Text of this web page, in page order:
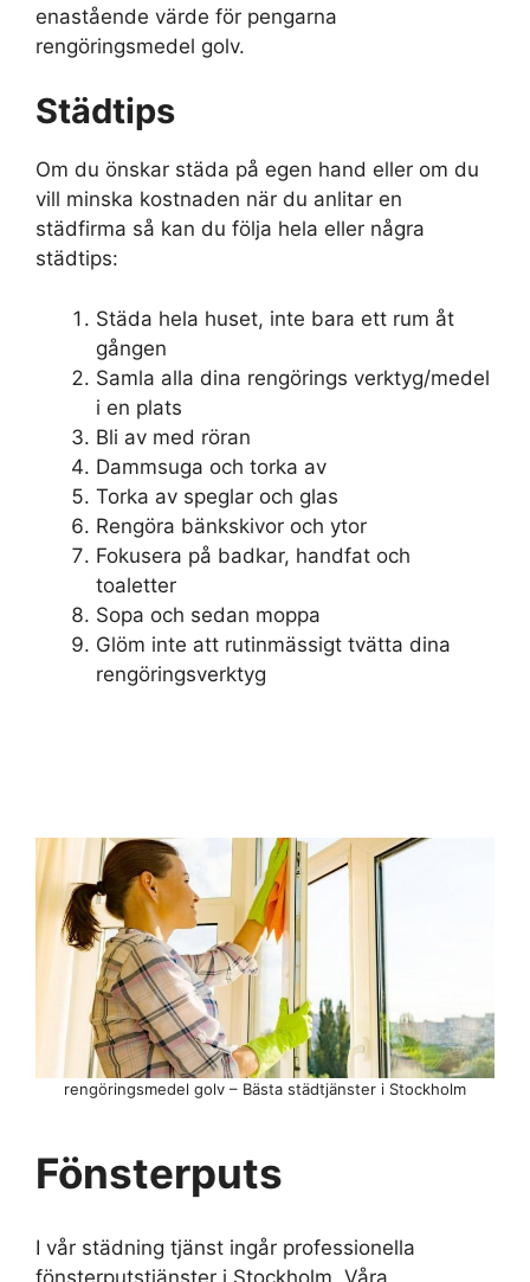
enastående värde för pengarna
rengöringsmedel golv.
Städtips
Om du önskar städa på egen hand eller om du
vill minska kostnaden när du anlitar en
städfirma så kan du följa hela eller några
städtips:
Städa hela huset, inte bara ett rum åt
gången
Samla alla dina rengörings verktyg/medel
i en plats
Bli av med röran
Dammsuga och torka av
Torka av speglar och glas
Rengöra bänkskivor och ytor
Fokusera på badkar, handfat och
toaletter
Sopa och sedan moppa
Glöm inte att rutinmässigt tvätta dina
rengöringsverktyg
rengöringsmedel golv – Bästa städtjänster i Stockholm
Fönsterputs
I vår städning tjänst ingår professionella